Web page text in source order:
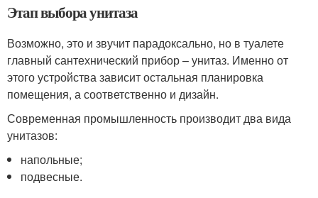
Этап выбора унитаза
Возможно, это и звучит парадоксально, но в туалете
главный сантехнический прибор – унитаз. Именно от
этого устройства зависит остальная планировка
помещения, а соответственно и дизайн.
Современная промышленность производит два вида
унитазов:
напольные;
подвесные.